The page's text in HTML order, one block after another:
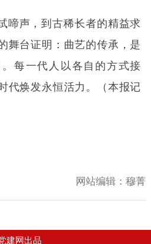
啼声，到古稀长者的精益求
舞台证明：曲艺的传承，是
每一代人以各自的方式接
代焕发永恒活力。（本报记
网站编辑：穆菁
建网出品